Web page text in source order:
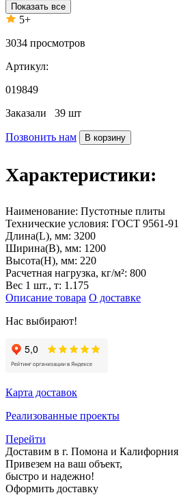
Показать все
5+
3034 просмотров
Артикул:
019849
Заказали 39 шт
Позвонить нам В корзину
Характеристики:
Наименование: Пустотные плиты
Технические условия: ГОСТ 9561-91
Длина(L), мм: 3200
Ширина(B), мм: 1200
Высота(H), мм: 220
Расчетная нагрузка, кг/м²: 800
Вес 1 шт., т: 1.175
Описание товара О доставке
Нас выбирают!
Карта доставок
Реализованные проекты
Перейти
Доставим в г. Помона и Калифорния
Привезем на ваш объект,
быстро и надежно!
Оформить доставку